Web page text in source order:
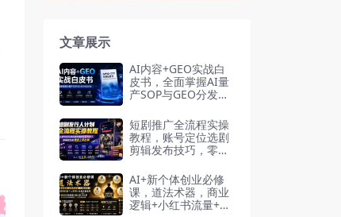
文章展示
AI内容+GEO实战白
皮书，全面掌握AI量
产SOP与GEO分发机
短剧推广全流程实操
教程，账号定位选剧
剪辑发布技巧，零基
AI+新个体创业必修
课，道法术器，商业
逻辑+小红书流量+AI